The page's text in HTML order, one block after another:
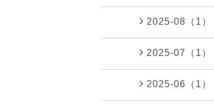
2025-08（1）
2025-07（1）
2025-06（1）